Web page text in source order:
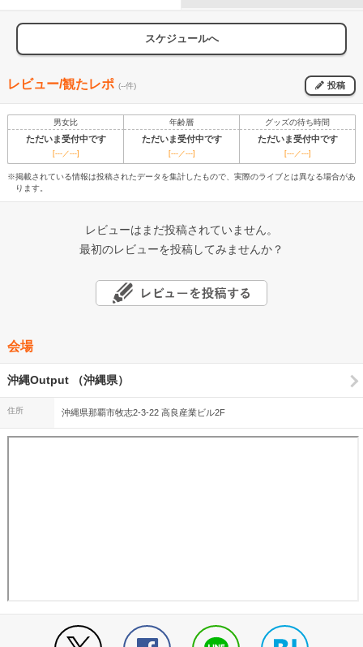
スケジュールへ
レビュー/観たレポ (--件) 投稿
男女比 年齢層 グッズの待ち時間
ただいま受付中です ただいま受付中です ただいま受付中です
[---／---] [---／---] [---／---]
※掲載されている情報は投稿されたデータを集計したもので、実際のライブとは異なる場合があ
ります。
レビューはまだ投稿されていません。
最初のレビューを投稿してみませんか？
会場
沖縄Output （沖縄県）
住所 沖縄県那覇市牧志2-3-22 高良産業ビル2F